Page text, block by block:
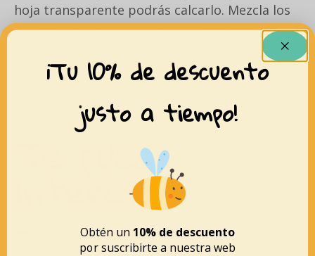
hoja transparente podrás calcarlo. Mezcla los
colores con un palito para obtener mejores
Te puede
interesar
¡Tu 10% de descuento
justo a tiempo!
Obtén un 10% de descuento
por suscribirte a nuestra web